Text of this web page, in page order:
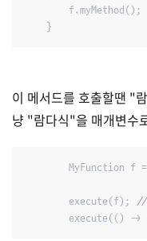
        f.myMethod();
    }
이 메서드를 호출할땐 "
냥 "람다식"을 매개변수
MyFunction f
        execute(f);
//
execute(() ->